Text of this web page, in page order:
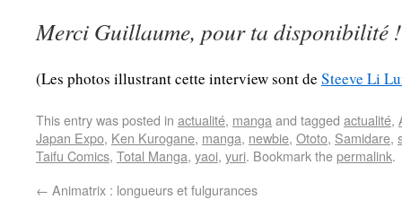
Merci Guillaume, pour ta disponibilité !
(Les photos illustrant cette interview sont de Steeve Li
This entry was posted in actualité, manga and tagged actualité,
Japan Expo, Ken Kurogane, manga, newbie, Ototo, Samidare,
Taifu Comics, Total Manga, yaoi, yuri. Bookmark thepermalink.
← Animatrix : longueurs et fulgurances